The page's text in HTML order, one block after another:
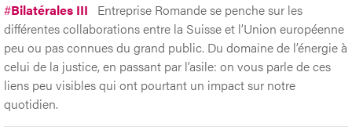
#Bilatérales III
Entreprise Romande se penche sur les
différentes collaborations entre la Suisse et l’Union européenne
peu ou pas connues du grand public. Du domaine de l’énergie à
celui de la justice, en passant par l’asile: on vous parle de ces
liens peu visibles qui ont pourtant un impact sur notre
quotidien.